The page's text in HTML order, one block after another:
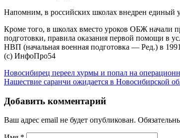
Напомним, в российских школах внедрен единый
Кроме того, в школах вместо уроков ОБЖ начали
подготовки, правила оказания первой помощи в
НВП (начальная военная подготовка — Ред.) в
(с) ИнфоПро54
Новосибирец переел хурмы и попал на
Нашествие саранчи ожидается в Новосибирской
Добавить комментарий
Ваш адрес email не будет опубликован.